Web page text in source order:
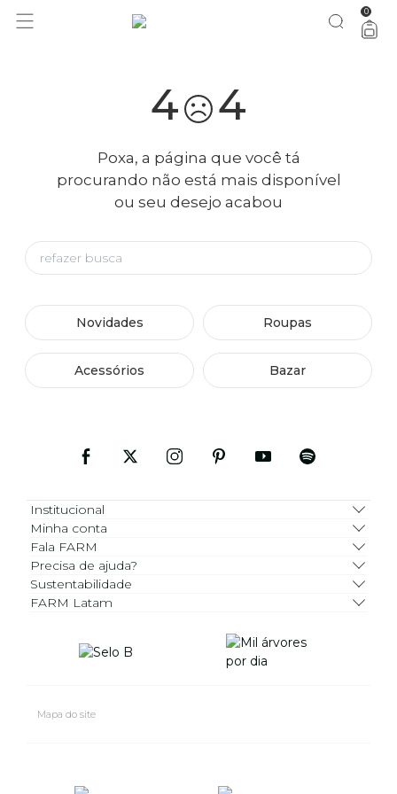
0
4 4
Poxa, a página que você tá
procurando não está mais disponível
ou seu desejo acabou
Novidades Roupas
Acessórios Bazar
Institucional
Minha conta
Fala FARM
Precisa de ajuda?
Sustentabilidade
FARM Latam
Mapa do site